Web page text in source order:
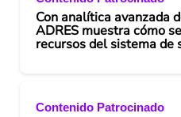
Con analítica avanzada
ADRES muestra cómo
recursos del sistema de
Contenido Patrocinado